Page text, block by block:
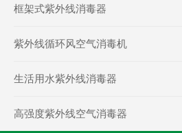
框架式紫外线消毒器
紫外线循环风空气消毒机
生活用水紫外线消毒器
高强度紫外线空气消毒器